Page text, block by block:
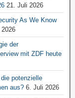
21. Juli 2026
As We Know
der
mit ZDF heute
potenzielle
aus? 6. Juli 2026